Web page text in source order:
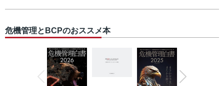
危機管理とBCPのおススメ本